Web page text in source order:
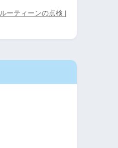
ルーティーンの点検 |